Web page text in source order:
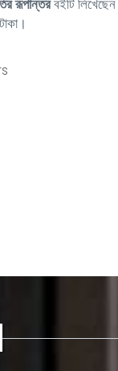
রূপান্তরবইটি লিখেছেন